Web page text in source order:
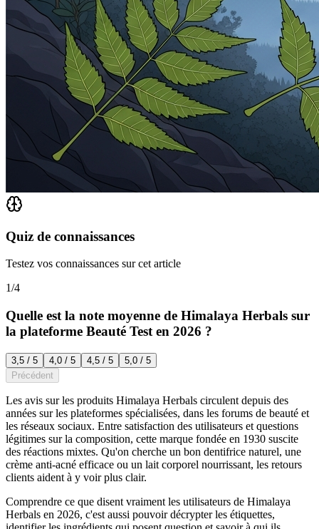
Quiz de connaissances
Testez vos connaissances sur cet article
1/4
Quelle est la note moyenne de Himalaya Herbals sur
la plateforme Beauté Test en 2026 ?
3,5 / 5 4,0 / 5 4,5 / 5
5,0 / 5
Précédent
Les avis sur les produits Himalaya Herbals circulent depuis des
années sur les plateformes spécialisées, dans les forums de beauté et
les réseaux sociaux. Entre satisfaction des utilisateurs et questions
légitimes sur la composition, cette marque fondée en 1930 suscite
des réactions mixtes. Qu'on cherche un bon dentifrice naturel, une
crème anti-acné efficace ou un lait corporel nourrissant, les retours
clients aident à y voir plus clair.
Comprendre ce que disent vraiment les utilisateurs de Himalaya
Herbals en 2026, c'est aussi pouvoir décrypter les étiquettes,